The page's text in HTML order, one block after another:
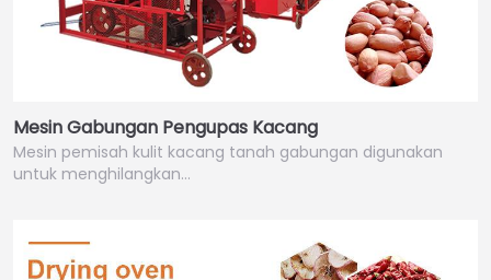
Mesin Gabungan Pengupas Kacang
Mesin pemisah kulit kacang tanah gabungan digunakan
untuk menghilangkan…